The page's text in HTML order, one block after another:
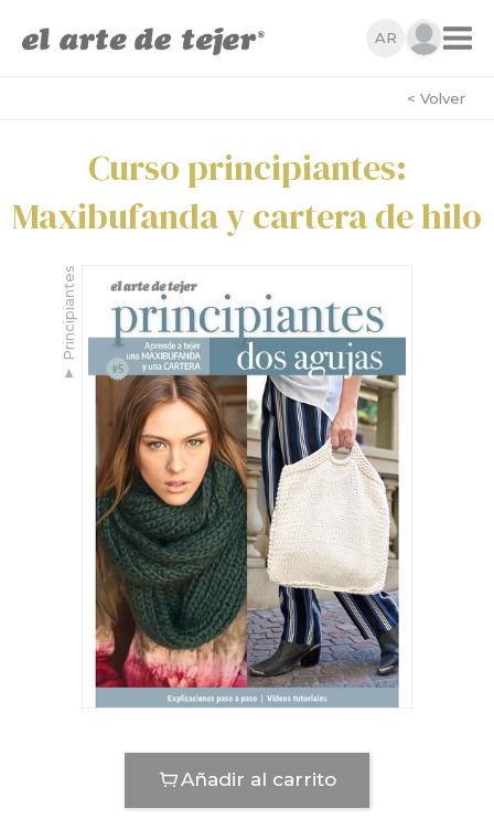
AR
< Volver
Curso principiantes:
Maxibufanda y cartera de hilo
▼
Principiantes
Añadir al carrito